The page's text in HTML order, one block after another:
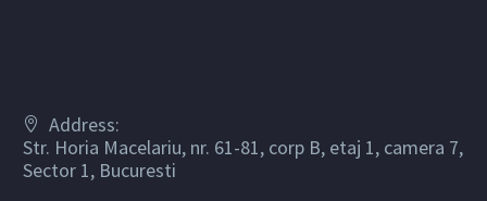
Address:
Str. Horia Macelariu, nr. 61-81, corp B, etaj 1, camera 7,
Sector 1, Bucuresti